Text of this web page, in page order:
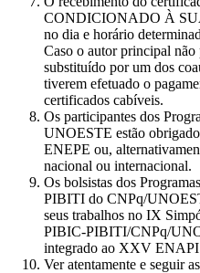
CONDICIONADO À
no dia e horário
Caso o autor principal não
substituído por um dos
tiverem efetuado o
certificados cabíveis.
Os participantes dos
UNOESTE estão
ENEPE ou,
nacional ou internacional.
Os bolsistas dos
PIBITI do CNPq/
seus trabalhos no IX
PIBIC-PIBITI/CNPq/
integrado ao XXV ENAPI
Ver atentamente e seguir